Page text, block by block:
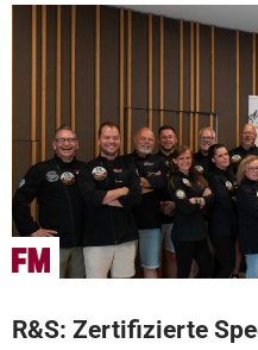
R&S: Zertifizierte